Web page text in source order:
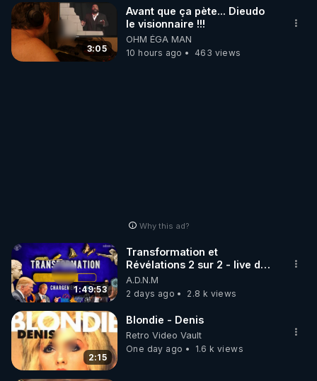
3:05
Avant que ça pète... Dieudo
le visionnaire !!!
OHM ÉGA MAN
10 hours ago
463 views
Why this ad?
1:49:53
Transformation et
Révélations 2 sur 2 - live du
07/08/26
A.D.N.M
2 days ago
2.8 k views
2:15
Blondie - Denis
Retro Video Vault
One day ago
1.6 k views